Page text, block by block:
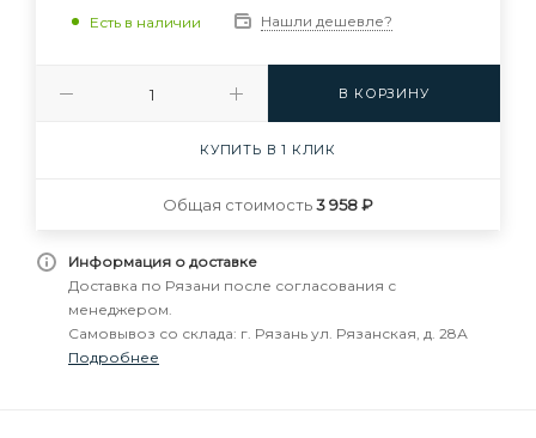
Есть в наличии Нашли дешевле?
В КОРЗИНУ
КУПИТЬ В 1 КЛИК
Общая стоимость3 958 ₽
Информация о доставке
Доставка по Рязани после согласования с
менеджером.
Самовывоз со склада: г. Рязань ул. Рязанская, д. 28А
Подробнее